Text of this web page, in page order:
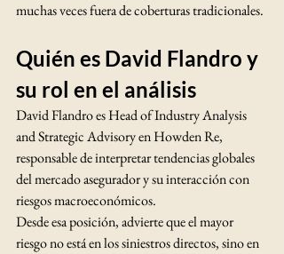
muchas veces fuera de coberturas tradicionales.
Quién es David Flandro y
su rol en el análisis
David Flandro es Head of Industry Analysis
and Strategic Advisory en Howden Re,
responsable de interpretar tendencias globales
del mercado asegurador y su interacción con
riesgos macroeconómicos.
Desde esa posición, advierte que el mayor
riesgo no está en los siniestros directos, sino en